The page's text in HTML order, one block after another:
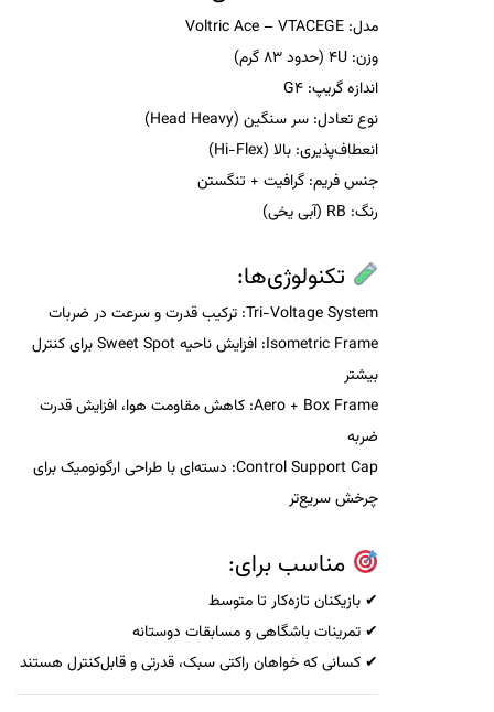
مدل:
وزن:
اندازه گریپ:
نوع تعادل: سر سنگین (Head Heavy)
انعطاف‌پذیری: بالا (Hi-Flex)
جنس فریم: گرافیت + تنگستن
رنگ:
تکنولوژی‌ها:
Tri-Voltage System: ترکیب قدرت و سرعت در ضربات
Isometric Frame:
افزایش ناحیه Sweet Spot برای کنترل
بیشتر
Aero + Box Frame: کاهش مقاومت هوا، افزایش قدرت
ضربه
Control Support Cap: دسته‌ای با طراحی ارگونومیک برای
چرخش سریع‌تر
مناسب برای:
✔ بازیکنان تازه‌کار تا متوسط
✔ تمرینات باشگاهی و مسابقات دوستانه
✔ کسانی که خواهان راکتی سبک، قدرتی و قابل‌کنترل هستند